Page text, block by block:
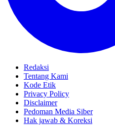
Redaksi
Tentang Kami
Kode Etik
Privacy Policy
Disclaimer
Pedoman Media Siber
Hak jawab & Koreksi